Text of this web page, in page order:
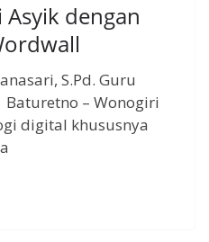
dengan
S.Pd. Guru
Baturetno – Wonogiri
digital khususnya